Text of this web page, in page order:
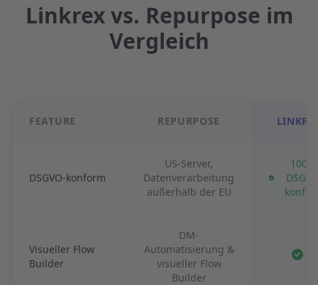
Linkrex vs. Repurpose im
Vergleich
FEATURE REPURPOSE
DSGVO-konform
US-Server,
Datenverarbeitung
außerhalb der EU
100
Visueller Flow
Builder
DM-
Automatisierung &
visueller Flow
Builder